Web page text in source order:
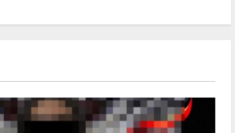
August 8, 2026